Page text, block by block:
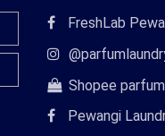
Tautan
Facebook
FreshLab
Tautan
Instagram
Tautan
Shopee
Shopee
Pewangi